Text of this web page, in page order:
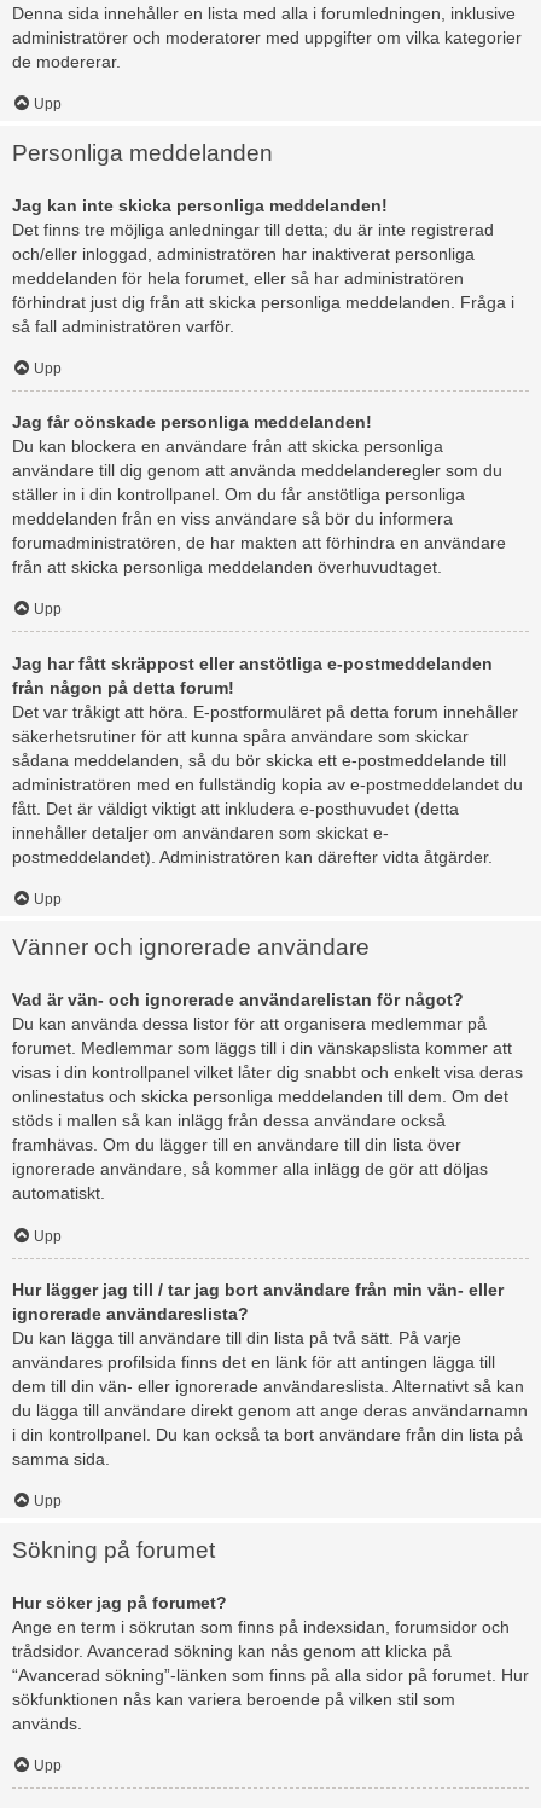
Denna sida innehåller en lista med alla i forumledningen, inklusive
administratörer och moderatorer med uppgifter om vilka kategorier
de modererar.
Upp
Personliga meddelanden
Jag kan inte skicka personliga meddelanden!
Det finns tre möjliga anledningar till detta; du är inte registrerad
och/eller inloggad, administratören har inaktiverat personliga
meddelanden för hela forumet, eller så har administratören
förhindrat just dig från att skicka personliga meddelanden. Fråga i
så fall administratören varför.
Upp
Jag får oönskade personliga meddelanden!
Du kan blockera en användare från att skicka personliga
användare till dig genom att använda meddelanderegler som du
ställer in i din kontrollpanel. Om du får anstötliga personliga
meddelanden från en viss användare så bör du informera
forumadministratören, de har makten att förhindra en användare
från att skicka personliga meddelanden överhuvudtaget.
Upp
Jag har fått skräppost eller anstötliga e-postmeddelanden
från någon på detta forum!
Det var tråkigt att höra. E-postformuläret på detta forum innehåller
säkerhetsrutiner för att kunna spåra användare som skickar
sådana meddelanden, så du bör skicka ett e-postmeddelande till
administratören med en fullständig kopia av e-postmeddelandet du
fått. Det är väldigt viktigt att inkludera e-posthuvudet (detta
innehåller detaljer om användaren som skickat e-
postmeddelandet). Administratören kan därefter vidta åtgärder.
Upp
Vänner och ignorerade användare
Vad är vän- och ignorerade användarelistan för något?
Du kan använda dessa listor för att organisera medlemmar på
forumet. Medlemmar som läggs till i din vänskapslista kommer att
visas i din kontrollpanel vilket låter dig snabbt och enkelt visa deras
onlinestatus och skicka personliga meddelanden till dem. Om det
stöds i mallen så kan inlägg från dessa användare också
framhävas. Om du lägger till en användare till din lista över
ignorerade användare, så kommer alla inlägg de gör att döljas
automatiskt.
Upp
Hur lägger jag till / tar jag bort användare från min vän- eller
ignorerade användareslista?
Du kan lägga till användare till din lista på två sätt. På varje
användares profilsida finns det en länk för att antingen lägga till
dem till din vän- eller ignorerade användareslista. Alternativt så kan
du lägga till användare direkt genom att ange deras användarnamn
i din kontrollpanel. Du kan också ta bort användare från din lista på
samma sida.
Upp
Sökning på forumet
Hur söker jag på forumet?
Ange en term i sökrutan som finns på indexsidan, forumsidor och
trådsidor. Avancerad sökning kan nås genom att klicka på
“Avancerad sökning”-länken som finns på alla sidor på forumet. Hur
sökfunktionen nås kan variera beroende på vilken stil som
används.
Upp